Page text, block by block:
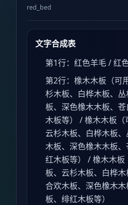
red_bed
文字合成表
第1行：红色羊毛 / 红
第2行：橡木木板（可
杉木板、白桦木板、
板、深色橡木木板、
木板等） / 橡木木板（
云杉木板、白桦木板
木板、深色橡木木板
红木板等） / 橡木木板
板、云杉木板、白桦
合欢木板、深色橡木
板、绯红木板等）